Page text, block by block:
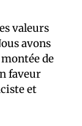
valeurs
avons
de
faveur
et